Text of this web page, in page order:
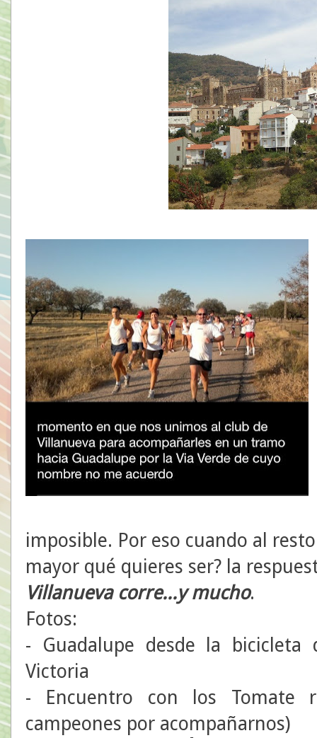
imposible. Por eso cuando al
mayor qué quieres ser? la
Villanueva corre...y mucho.
Fotos:
- Guadalupe desde la
Victoria
- Encuentro con los Tomate
campeones por acompañarnos)